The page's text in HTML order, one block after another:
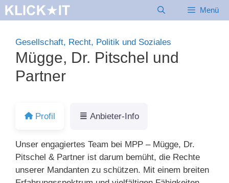
Zum
Inhalt
Menü
Gesellschaft, Recht, Politik und Soziales
Mügge, Dr. Pitschel und
Partner
Profil Anbieter-Info
Unser engagiertes Team bei MPP – Mügge, Dr.
Pitschel & Partner ist darum bemüht, die Rechte
unserer Mandanten zu schützen. Mit einem breiten